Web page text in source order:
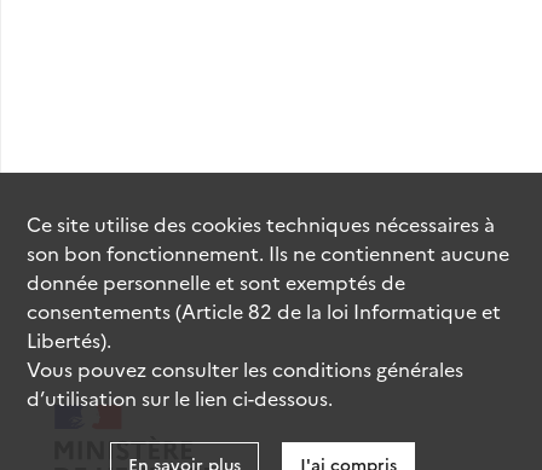
Ce site utilise descookiestechniques nécessaires à
son bon fonctionnement. Ils ne contiennent aucune
donnée personnelle et sont exemptés de
consentements (Article 82 de la loi Informatique et
Libertés).
Vous pouvez consulter les conditions générales
d’utilisation sur le lien ci-dessous.
En savoir plus J'ai compris